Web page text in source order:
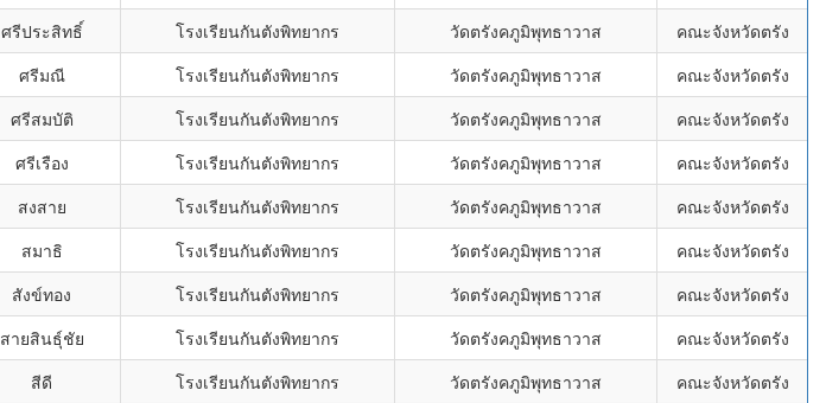
ศรีประสิทธิ์ โรงเรียนกันตังพิทยากร วัดตรังคภูมิพุทธาวาส
คณะจังหวัดตรัง
ศรีมณี โรงเรียนกันตังพิทยากร วัดตรังคภูมิพุทธาวาส
คณะจังหวัดตรัง
ศรีสมบัติ โรงเรียนกันตังพิทยากร วัดตรังคภูมิพุทธาวาส
คณะจังหวัดตรัง
ศรีเรือง โรงเรียนกันตังพิทยากร วัดตรังคภูมิพุทธาวาส
คณะจังหวัดตรัง
สงสาย โรงเรียนกันตังพิทยากร วัดตรังคภูมิพุทธาวาส
คณะจังหวัดตรัง
สมาธิ โรงเรียนกันตังพิทยากร วัดตรังคภูมิพุทธาวาส
คณะจังหวัดตรัง
สังข์ทอง โรงเรียนกันตังพิทยากร วัดตรังคภูมิพุทธาวาส
คณะจังหวัดตรัง
สายสินธุ์ชัย โรงเรียนกันตังพิทยากร วัดตรังคภูมิพุทธาวาส
คณะจังหวัดตรัง
สีดี โรงเรียนกันตังพิทยากร วัดตรังคภูมิพุทธาวาส
คณะจังหวัดตรัง